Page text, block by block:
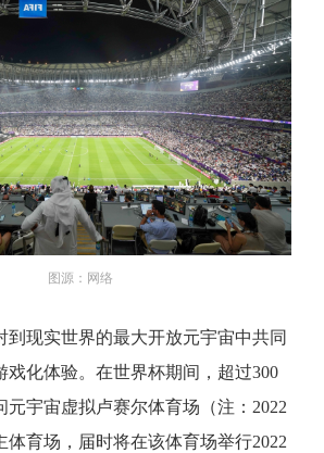
图源：网络
到现实世界的最大开放元宇宙中共同
戏化体验。在世界杯期间，超过300
元宇宙虚拟卢赛尔体育场（注：2022
体育场，届时将在该体育场举行2022